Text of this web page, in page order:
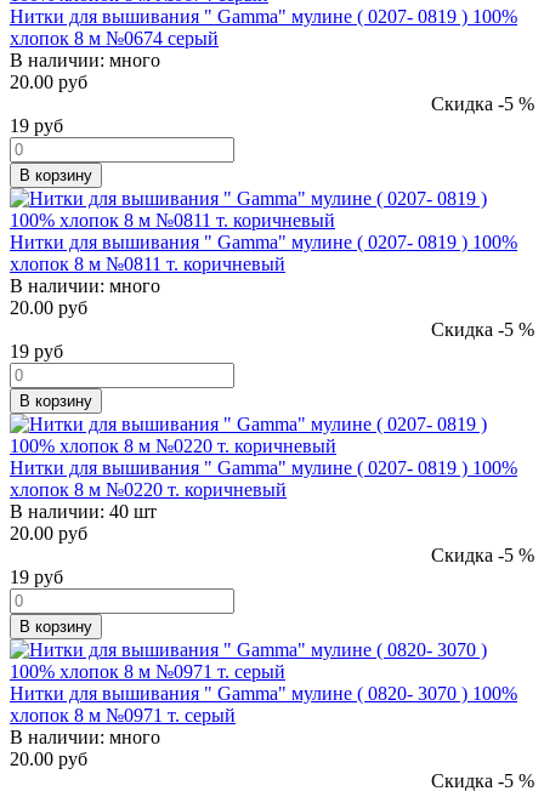
Нитки для вышивания " Gamma" мулине ( 0207- 0819 ) 100%
хлопок 8 м №0674 серый
В наличии: много
20.00 руб
Скидка -5 %
19 руб
В корзину
Нитки для вышивания " Gamma" мулине ( 0207- 0819 ) 100%
хлопок 8 м №0811 т. коричневый
В наличии: много
20.00 руб
Скидка -5 %
19 руб
В корзину
Нитки для вышивания " Gamma" мулине ( 0207- 0819 ) 100%
хлопок 8 м №0220 т. коричневый
В наличии: 40 шт
20.00 руб
Скидка -5 %
19 руб
В корзину
Нитки для вышивания " Gamma" мулине ( 0820- 3070 ) 100%
хлопок 8 м №0971 т. серый
В наличии: много
20.00 руб
Скидка -5 %